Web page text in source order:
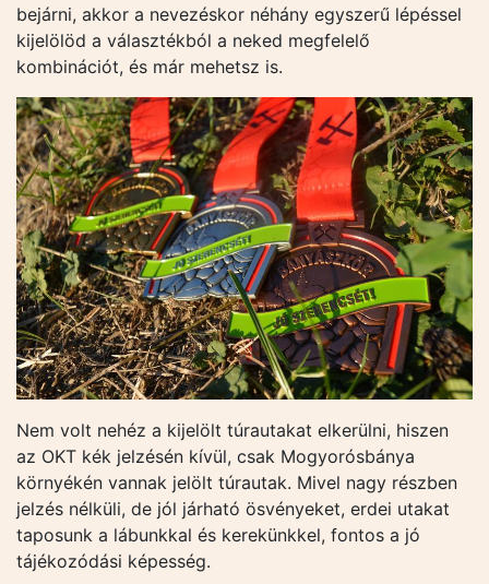
bejárni, akkor a nevezéskor néhány egyszerű lépéssel
kijelölöd a választékból a neked megfelelő
kombinációt, és már mehetsz is.
Nem volt nehéz a kijelölt túrautakat elkerülni, hiszen
az OKT kék jelzésén kívül, csak Mogyorósbánya
környékén vannak jelölt túrautak. Mivel nagy részben
jelzés nélküli, de jól járható ösvényeket, erdei utakat
taposunk a lábunkkal és kerekünkkel, fontos a jó
tájékozódási képesség.